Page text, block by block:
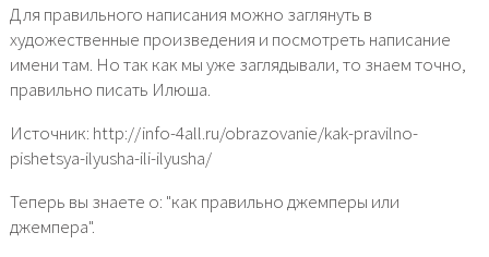
Для правильного написания можно заглянуть в
художественные произведения и посмотреть написание
имени там. Но так как мы уже заглядывали, то знаем точно,
правильно писать Илюша.
Источник: http://info-4all.ru/obrazovanie/kak-pravilno-
pishetsya-ilyusha-ili-ilyusha/
Теперь вы знаете о: "как правильно джемперы или
джемпера".